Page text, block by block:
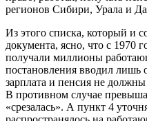
регионов Сибири, Урала и
Из этого списка, который и
документа, ясно, что с 1970
получали миллионы
постановления вводил лишь
зарплата и пенсия не
В противном случае
«срезалась». А пункт 4